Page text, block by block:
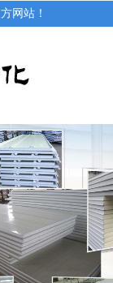
网站！